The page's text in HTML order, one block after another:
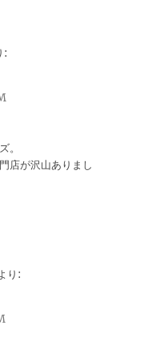
:
。
店が沢山ありまし
り: